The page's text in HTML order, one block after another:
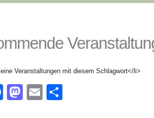
Veranstaltungen mit diesem Schlagwort</li>
Facebook
Mastodon
Email